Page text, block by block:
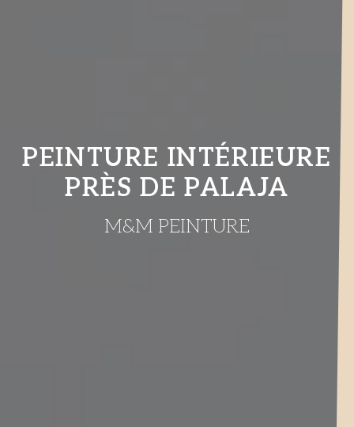
PEINTURE INTÉRIEURE
PRÈS DE PALAJA
M&M PEINTURE